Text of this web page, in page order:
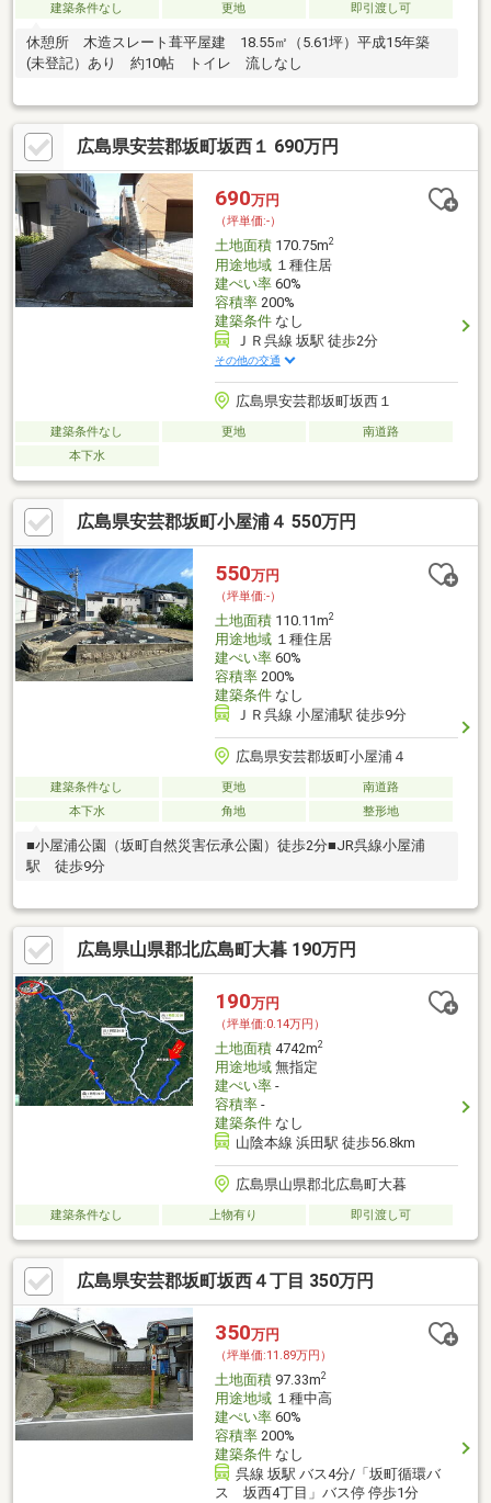
建築条件なし 更地 即引渡し可
休憩所 木造スレート葺平屋建 18.55㎡（5.61坪）平成15年築
(未登記）あり 約10帖 トイレ 流しなし
広島県安芸郡坂町坂西１ 690万円
690万円
（坪単価:-）
土地面積170.75m2
用途地域１種住居
建ぺい率60%
容積率200%
建築条件なし
ＪＲ呉線 坂駅 徒歩2分
その他の交通
広島県安芸郡坂町坂西１
建築条件なし 更地
南道路
本下水
広島県安芸郡坂町小屋浦４ 550万円
550万円
（坪単価:-）
土地面積110.11m2
用途地域１種住居
建ぺい率60%
容積率200%
建築条件なし
ＪＲ呉線 小屋浦駅 徒歩9分
広島県安芸郡坂町小屋浦４
建築条件なし 更地
南道路
本下水
角地 整形地
■小屋浦公園（坂町自然災害伝承公園）徒歩2分■JR呉線小屋浦
駅 徒歩9分
広島県山県郡北広島町大暮 190万円
190万円
（坪単価:0.14万円）
土地面積4742m2
用途地域無指定
建ぺい率-
容積率-
建築条件なし
山陰本線 浜田駅 徒歩56.8km
広島県山県郡北広島町大暮
建築条件なし 上物有り 即引渡し可
広島県安芸郡坂町坂西４丁目 350万円
350万円
（坪単価:11.89万円）
土地面積97.33m2
用途地域１種中高
建ぺい率60%
容積率200%
建築条件なし
呉線 坂駅 バス4分/「坂町循環バ
ス 坂西4丁目」バス停 停歩1分